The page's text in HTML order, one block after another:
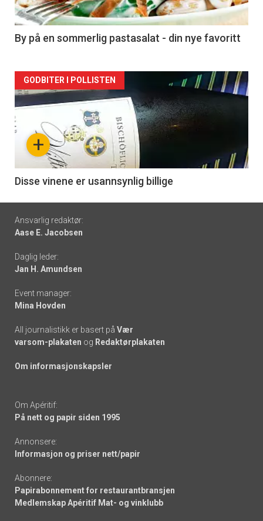
-
5
By på en sommerlig pastasalat - din nye favoritt
Forsiden
akkurat
nå
6
+
GODBITER I POLLISTEN
Disse vinene er usannsynlig billige
Footer
-
links
Ansvarlig redaktør:
Aase E. Jacobsen
Daglig leder:
Jan H. Amundsen
Event manager:
Mina Hovden
All journalistikk er basert på Vær
varsom-plakaten og Redaktørplakaten
Om informasjonskapsler
Om Apéritif:
På nett og papir siden 1995
Annonsere:
Informasjon og priser nett/papir
Abonnere:
Papirabonnement for restaurantbransjen
Medlemskap Apéritif Mat- og vinklubb